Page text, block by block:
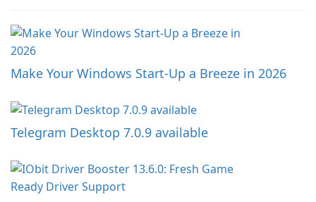
Make Your Windows Start-Up a Breeze in 2026
Telegram Desktop 7.0.9 available